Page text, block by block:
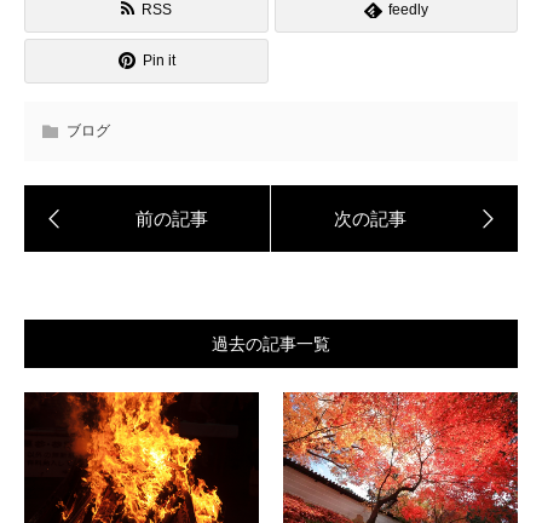
RSS feedly
Pin it
ブログ
過去の記事一覧